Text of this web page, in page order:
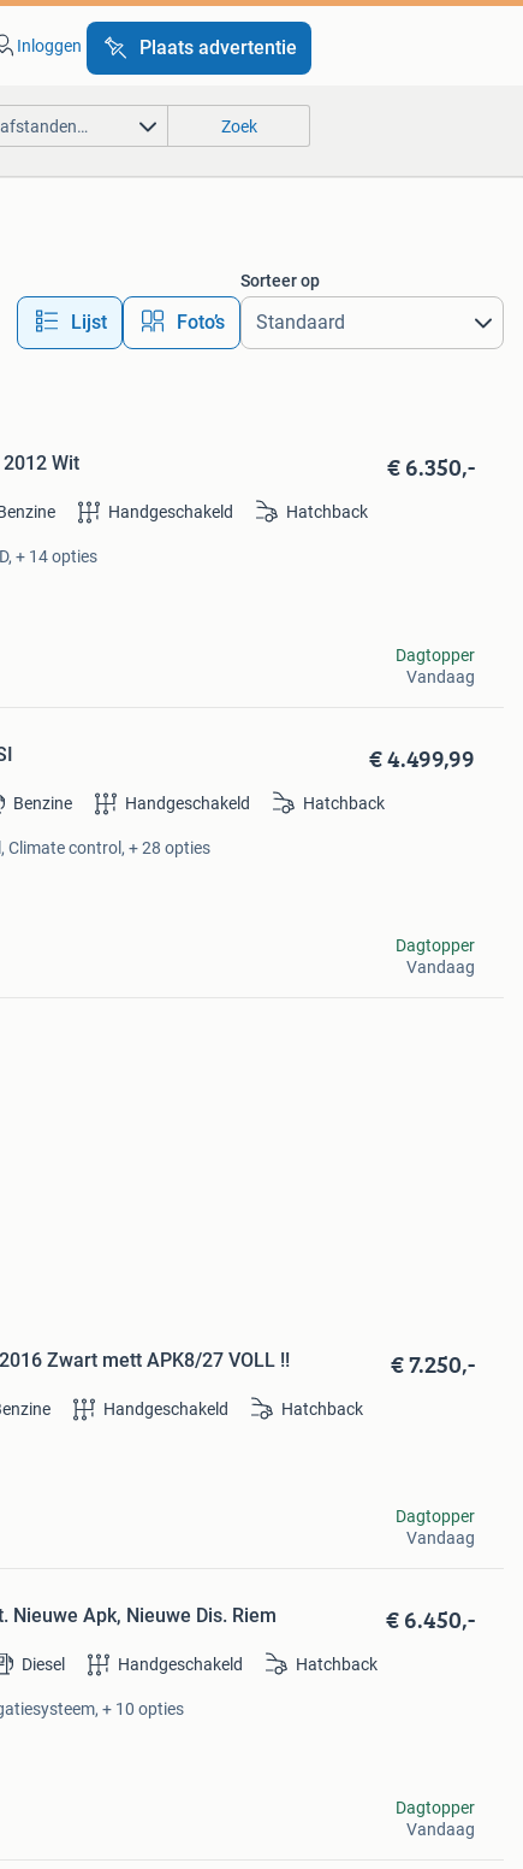
Inloggen Plaats advertentie
Zoek
Lijst Foto’s
Sorteer op
Wit € 6.350,-
Handgeschakeld Hatchback
+ 14 opties
Dagtopper
Vandaag
€ 4.499,99
Benzine Handgeschakeld Hatchback
Climate control, + 28 opties
Dagtopper
Vandaag
Zwart mett APK8/27 VOLL !! € 7.250,-
Handgeschakeld Hatchback
Dagtopper
Vandaag
Nieuwe Apk, Nieuwe Dis. Riem € 6.450,-
Diesel Handgeschakeld Hatchback
+ 10 opties
Dagtopper
Vandaag